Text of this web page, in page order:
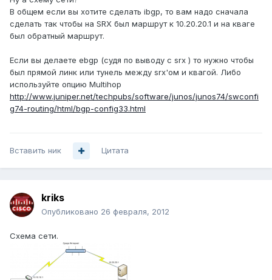
В общем если вы хотите сделать ibgp, то вам надо сначала
сделать так чтобы на SRX был маршрут к 10.20.20.1 и на кваге
был обратный маршрут.
Если вы делаете ebgp (судя по выводу с srx ) то нужно чтобы
был прямой линк или тунель между srx'ом и квагой. Либо
используйте опцию Multihop
http://www.juniper.net/techpubs/software/junos/junos74/swconfi
g74-routing/html/bgp-config33.html
Вставить ник Цитата
kriks
Опубликовано 26 февраля, 2012
Схема сети.